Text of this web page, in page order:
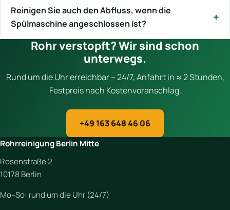
Reinigen Sie auch den Abfluss, wenn die
Spülmaschine angeschlossen ist?
Rohr verstopft? Wir sind schon
unterwegs.
Rund um die Uhr erreichbar – 24/7, Anfahrt in ≈ 2 Stunden,
Festpreis nach Kostenvoranschlag.
+49 163 648 46 06
Rohrreinigung Berlin Mitte
Rosenstraße 2
10178 Berlin
Mo–So: rund um die Uhr (24/7)